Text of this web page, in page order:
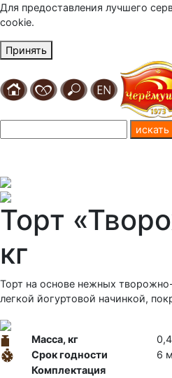
Для предоставления лучшего
cookie.
Принять
Торт
кг
Торт на основе нежных
легкой йогуртовой начинкой,
Масса, кг
0,4
Срок годности
6
Комплектация